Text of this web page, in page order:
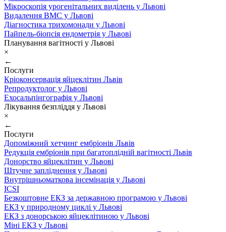
Мікроскопія урогенітальних виділень у Львові
Видалення ВМС у Львові
Діагностика трихомонади у Львові
Пайпель-біопсія ендометрія у Львові
Планування вагітності у Львові
×
←
Послуги
Кріоконсервація яйцеклітин Львів
Репродуктолог у Львові
Ехосальпінгографія у Львові
Лікування безпліддя у Львові
×
←
Послуги
Допоміжний хетчинг ембріонів Львів
Редукція ембріонів при багатоплідній вагітності Львів
Донорство яйцеклітин у Львові
Штучне запліднення у Львові
Внутрішньоматкова інсемінація у Львові
ICSI
Безкоштовне ЕКЗ за державною програмою у Львові
ЕКЗ у природному циклі у Львові
ЕКЗ з донорською яйцеклітиною у Львові
Міні ЕКЗ у Львові